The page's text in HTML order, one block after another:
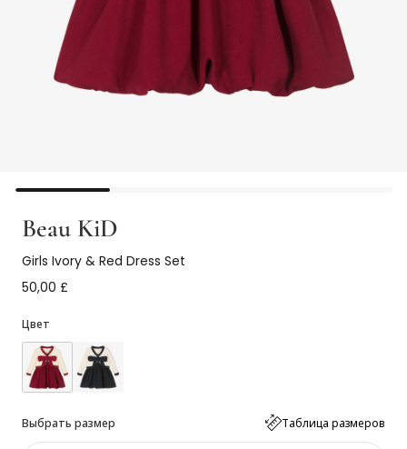
Beau KiD
Girls Ivory & Red Dress Set
50,00 £
Цвет
Выбрать размер Таблица размеров